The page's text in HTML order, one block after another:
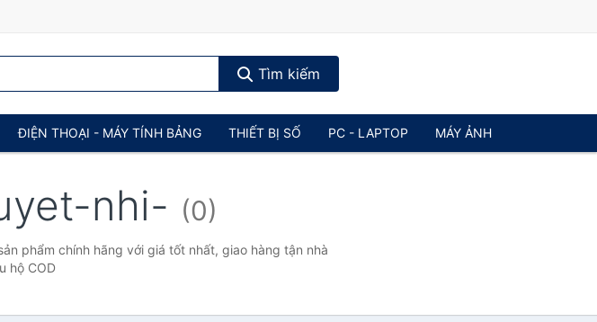
Tìm kiếm
ĐIỆN THOẠI - MÁY TÍNH BẢNG THIẾT BỊ SỐ PC - LAPTOP MÁY ẢNH
nhi- (0)
phẩm chính hãng với giá tốt nhất, giao hàng tận nhà
hộ COD